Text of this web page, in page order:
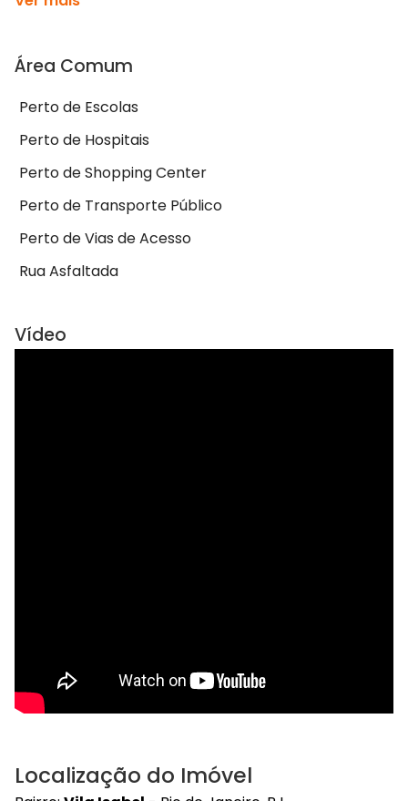
Área Comum
Perto de Escolas
Perto de Hospitais
Perto de Shopping Center
Perto de Transporte Público
Perto de Vias de Acesso
Rua Asfaltada
Vídeo
Localização do Imóvel